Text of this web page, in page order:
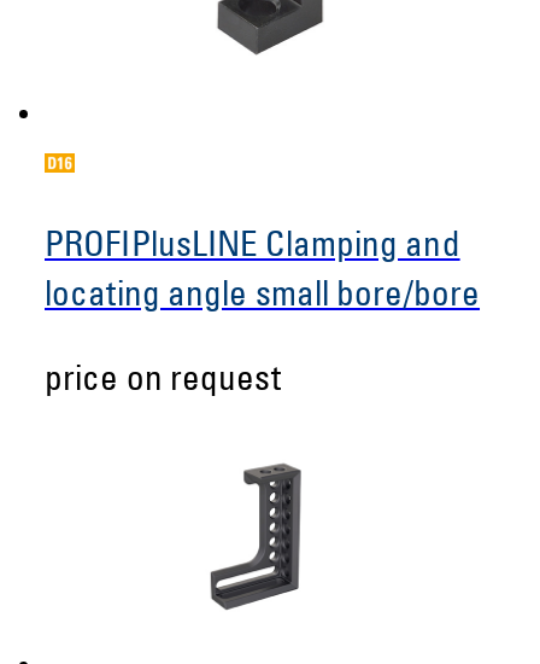
PROFIPlusLINE Clamping and
locating angle small bore/bore
price on request